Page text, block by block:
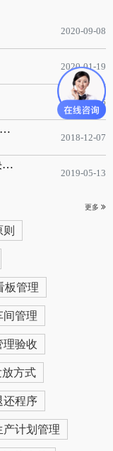
2020-09-08
2020-01-19
2019-05-16
2018年12月7日 强强联手，共同推进电子器件领域APS应用典范 风华高科生产自动化工业互联网应用项目-APS项目启动会
2018-12-07
生产管理软件系统基于信息化的解决方案
2019-05-13
更多
板管理
间管理
理验收
方式
还程序
产计划管理